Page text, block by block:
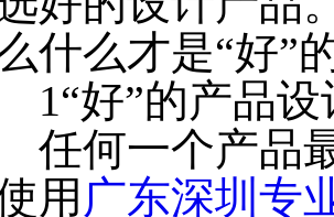
什么才是“好”
好”的产品设
何一个产品最
用 广东深圳专